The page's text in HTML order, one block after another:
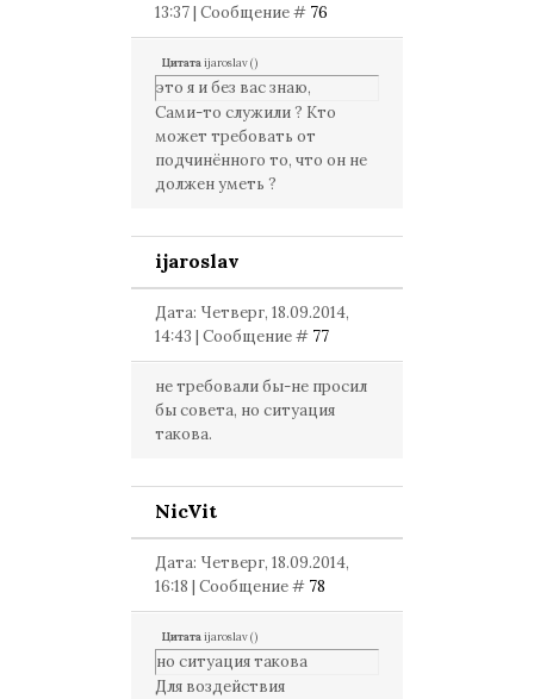
13:37 | Сообщение # 76
Цитатаijaroslav()
это я и без вас знаю,
Сами-то служили ? Кто
может требовать от
подчинённого то, что он не
должен уметь ?
ijaroslav
Дата: Четверг, 18.09.2014,
14:43 | Сообщение # 77
не требовали бы-не просил
бы совета, но ситуация
такова.
NicVit
Дата: Четверг, 18.09.2014,
16:18 | Сообщение # 78
Цитатаijaroslav()
но ситуация такова
Для воздействия